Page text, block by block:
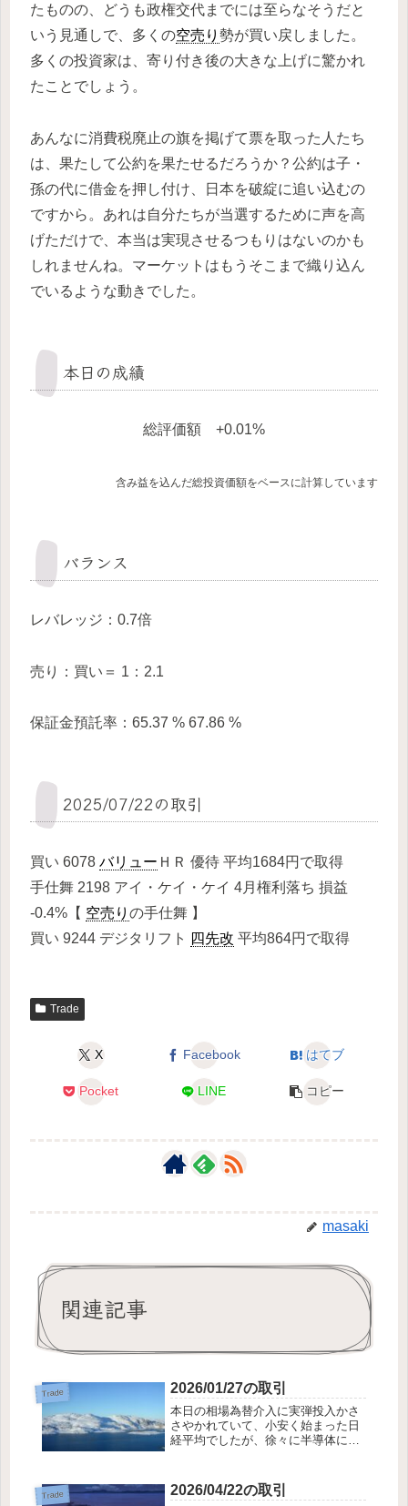
たものの、どうも政権交代までには至らなそうだと
いう見通しで、多くの空売り 勢が買い戻しました。
多くの投資家は、寄り付き後の大きな上げに驚かれ
たことでしょう。
あんなに消費税廃止の旗を掲げて票を取った人たち
は、果たして公約を果たせるだろうか？公約は子・
孫の代に借金を押し付け、日本を破綻に追い込むの
ですから。あれは自分たちが当選するために声を高
げただけで、本当は実現させるつもりはないのかも
しれませんね。マーケットはもうそこまで織り込ん
でいるような動きでした。
本日の成績
総評価額 +0.01%
含み益を込んだ総投資価額をベースに計算しています
バランス
レバレッジ：0.7倍
売り：買い＝ 1：2.1
保証金預託率：65.37 % 67.86 %
2025/07/22の取引
買い 6078 バリュー ＨＲ 優待 平均1684円で取得
手仕舞 2198 アイ・ケイ・ケイ 4月権利落ち 損益
-0.4%【 空売り の手仕舞 】
買い 9244 デジタリフト
四先改 平均864円で取得
Trade
X Facebook はてブ
Pocket LINE コピー
masaki
関連記事
Trade 2026/01/27の取引
本日の相場為替介入に実弾投入かさ
さやかれていて、小安く始まった日
経平均でしたが、徐々に半導体に買
は、なかなか買いが入りません。急
激な円高で日経平均の急落局面では
Trade 2026/04/22の取引